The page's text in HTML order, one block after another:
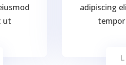
ut
adipiscing